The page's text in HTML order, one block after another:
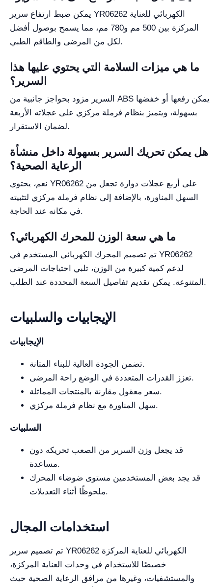
يمكن ضبط ارتفاع سرير YR06262 الكهربائي للعناية
المركزة بين 500 مم و780 مم، مما يسمح بوصول أفضل
لكل من المرضى والطاقم الطبي.
ما هي ميزات السلامة التي يحتوي عليها هذا
السرير؟
السرير مزود بحواجز جانبية من ABS يمكن رفعها أو خفضها
بسهولة، ويتميز بنظام فرملة مركزي على عجلاته الأربعة
لضمان الاستقرار.
هل يمكن تحريك السرير بسهولة داخل منشأة
الرعاية الصحية؟
نعم، يحتوي YR06262 على أربع عجلات دوارة تجعل من
السهل المناورة، بالإضافة إلى نظام فرملة مركزي لتثبيته
في مكانه عند الحاجة.
ما هي سعة الوزن للمحرك الكهربائي؟
تم تصميم المحرك الكهربائي المستخدم في YR06262
لدعم كمية كبيرة من الوزن، تلبي احتياجات المرضى
المتنوعة. يمكن تقديم تفاصيل السعة المحددة عند الطلب.
الإيجابيات والسلبيات
الإيجابيات
تضمن الجودة العالية للبناء المتانة.
تعزز القدرات المتعددة في الوضع راحة المرضى.
سعر معقول مقارنة بالمنتجات المماثلة.
سهل المناورة مع نظام فرملة مركزي.
السلبيات
قد يجعل وزن السرير من الصعب تحريكه دون
مساعدة.
قد يجد بعض المستخدمين مستوى ضوضاء المحرك
ملحوظًا أثناء التعديلات.
استخدامات المجال
تم تصميم سرير YR06262 الكهربائي للعناية المركزة
خصيصًا للاستخدام في وحدات العناية المركزة،
والمستشفيات، وغيرها من مرافق الرعاية الصحية حيث